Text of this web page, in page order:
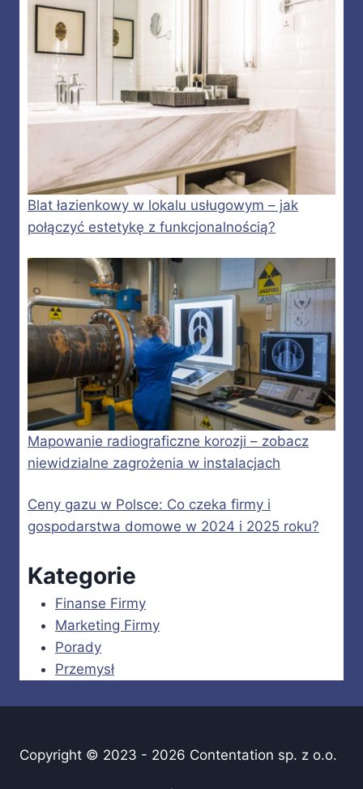
Blat łazienkowy w lokalu usługowym – jak
połączyć estetykę z funkcjonalnością?
Mapowanie radiograficzne korozji – zobacz
niewidzialne zagrożenia w instalacjach
Ceny gazu w Polsce: Co czeka firmy i
gospodarstwa domowe w 2024 i 2025 roku?
Kategorie
Finanse Firmy
Marketing Firmy
Porady
Przemysł
Copyright © 2023 - 2026 Contentation sp. z o.o.